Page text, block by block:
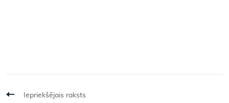
Iepriekšējais raksts